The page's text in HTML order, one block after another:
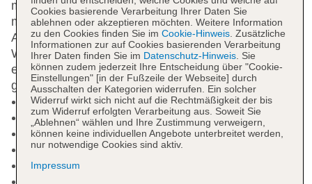
möglich zu gestalten. Das Empfangsteam steht Dir
mit Rat und Tat zur Seite, wenn es um Deine
Anliegen geht. Ebenso gibt es gebührenfreies
WLAN.PoolDie Anlage verfügt über zwei Pools für
eine Auswahl an Bademöglichkeiten. Gäste
genießen den Whirlpool im Wellness-Bereich.
Kurtaxe/Ökotaxe/Touristensteuer zahlbar vor Ort
Check-in Zeit ab 14:00 Uhr
Check-out Zeit bis 12:00 Uhr
Rezeption
Lift
Cookies basierende Verarbeitung Ihrer Daten Sie
ablehnen oder akzeptieren möchten. Weitere Information
zu den Cookies finden Sie im Cookie-Hinweis. Zusätzliche
Informationen zur auf Cookies basierenden Verarbeitung
Ihrer Daten finden Sie im Datenschutz-Hinweis. Sie
können zudem jederzeit Ihre Entscheidung über "Cookie-
Einstellungen" [in der Fußzeile der Webseite] durch
Ausschalten der Kategorien widerrufen. Ein solcher
Widerruf wirkt sich nicht auf die Rechtmäßigkeit der bis
zum Widerruf erfolgten Verarbeitung aus. Soweit Sie
„Ablehnen“ wählen und Ihre Zustimmung verweigern,
können keine individuellen Angebote unterbreitet werden,
nur notwendige Cookies sind aktiv.
Impressum